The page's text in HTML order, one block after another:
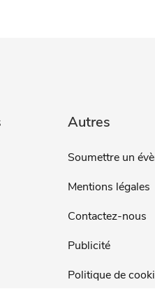
Autres
Soumettre un
Mentions légales
Contactez-nous
Publicité
Politique de